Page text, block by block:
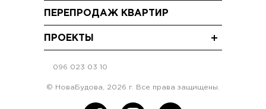
Акции
Видео
Однокомнатные квартиры
ПЕРЕПРОДАЖ КВАРТИР
ПРОЕКТЫ
Борщаговка
096 023 03 10
© НоваБудова, 2026 г. Все права защищены.